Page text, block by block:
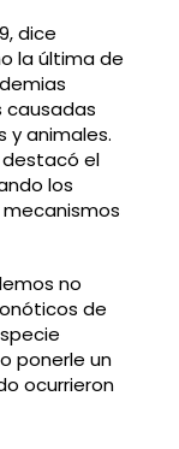
dice
la última de
causadas
y animales.
destacó el
los
no
de
ponerle un
ocurrieron